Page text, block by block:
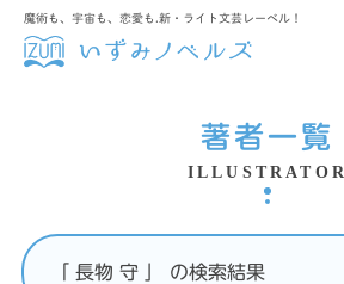
魔術も、宇宙も、恋愛も.新・ライト文芸レーベル！
著者一覧
ILLUSTRATOR
「 長物 守 」 の検索結果